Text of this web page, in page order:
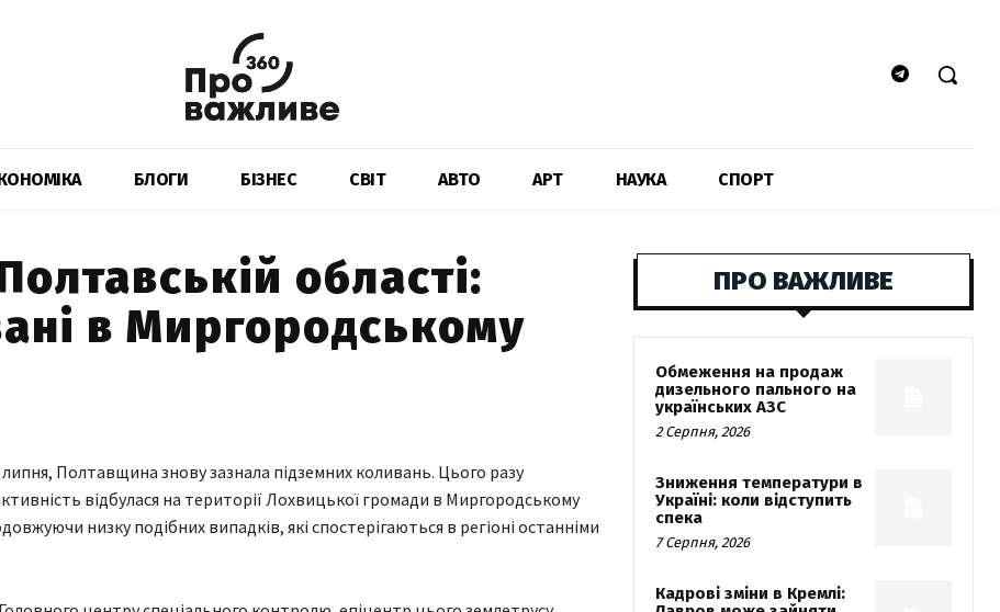
БЛОГИ БІЗНЕС СВІТ АВТО АРТ НАУКА СПОРТ
області:
в Миргородському
липня, Полтавщина знову зазнала підземних коливань. Цього разу
відбулася на території Лохвицької громади в Миргородському
низку подібних випадків, які спостерігаються в регіоні останніми
ПРО ВАЖЛИВЕ
Обмеження на продаж
дизельного пального на
українських АЗС
2 Серпня, 2026
Зниження температури в
Україні: коли відступить
спека
7 Серпня, 2026
Кадрові зміни в Кремлі: